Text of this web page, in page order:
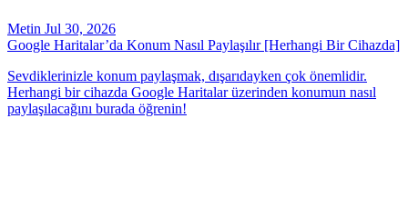
Metin Jul 30, 2026
Google Haritalar’da Konum Nasıl Paylaşılır [Herhangi Bir Cihazda]
Sevdiklerinizle konum paylaşmak, dışarıdayken çok önemlidir.
Herhangi bir cihazda Google Haritalar üzerinden konumun nasıl
paylaşılacağını burada öğrenin!